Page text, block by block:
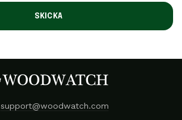
SKICKA
support@woodwatch.com